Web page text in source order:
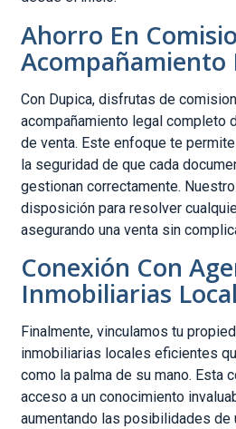
Ahorro En
Acompañamiento
Con Dupica, disfrutas de
acompañamiento legal completo
de venta. Este enfoque te
la seguridad de que cada
gestionan correctamente.
disposición para resolver
asegurando una venta sin
Conexión Con
Inmobiliarias
Finalmente, vinculamos tu
inmobiliarias locales eficientes
como la palma de su mano. Esta
acceso a un conocimiento
aumentando las posibilidades de